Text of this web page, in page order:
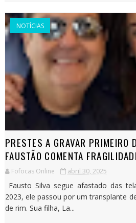
NOTÍCIAS
PRESTES A GRAVAR PRIMEIRO
FAUSTÃO COMENTA
Fofocas Online abril 30, 2025
Fausto Silva segue afastado das
2023, ele passou por um transplante
de rim. Sua filha, La...